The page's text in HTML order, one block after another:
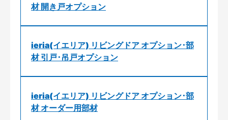
材 開き戸オプション
ieria(イエリア) リビングドア オプション･部
材 引戸･吊戸オプション
ieria(イエリア) リビングドア オプション･部
材 オーダー用部材